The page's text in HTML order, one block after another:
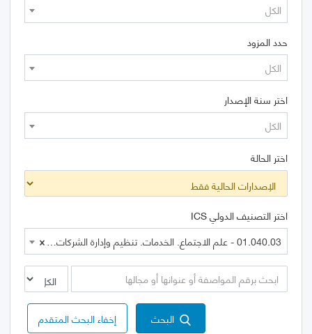
الكل
حدد المزود
الكل
اختر سنة الإصدار
الكل
اختر الحالة
اختر التصنيف الدولي ICS
×
01.040.03 - علم الاجتماع. الخدمات. تنظيم وإدارة الشركات. الإدارة. النقل (مصطلحات)
البحث إخفاء البحث المتقدم